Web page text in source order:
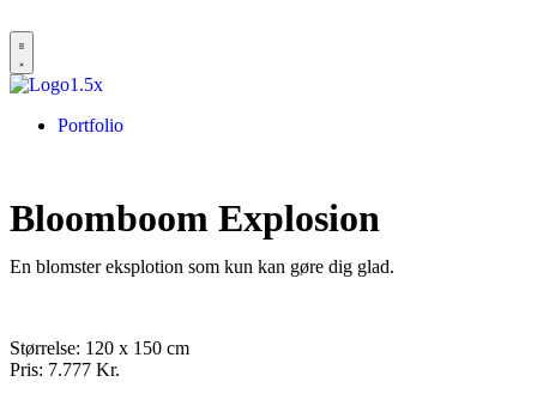
Portfolio
Bloomboom Explosion
En blomster eksplotion som kun kan gøre dig glad.
Størrelse: 120 x 150 cm
Pris: 7.777 Kr.